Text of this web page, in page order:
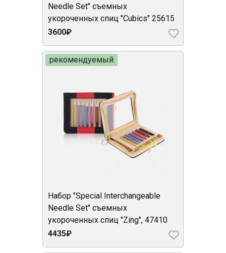
Needle Set" съемных
укороченных спиц "Cubics" 25615
3600₽
Набор "Special Interchangeable
Needle Set" съемных
укороченных спиц "Zing", 47410
4435₽
рекомендуемый